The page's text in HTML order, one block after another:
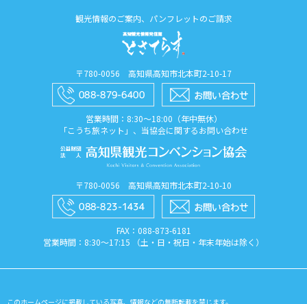
観光情報のご案内、パンフレットのご請求
〒780-0056 高知県高知市北本町2-10-17
営業時間：8:30〜18:00（年中無休）
「こうち旅ネット」、当協会に関するお問い合わせ
〒780-0056 高知県高知市北本町2-10-10
FAX：088​-873​-6181
営業時間：8:30〜17:15 （土・日・祝日・年末年始は除く）
このホームページに掲載している写真、情報などの無断転載を禁じます。